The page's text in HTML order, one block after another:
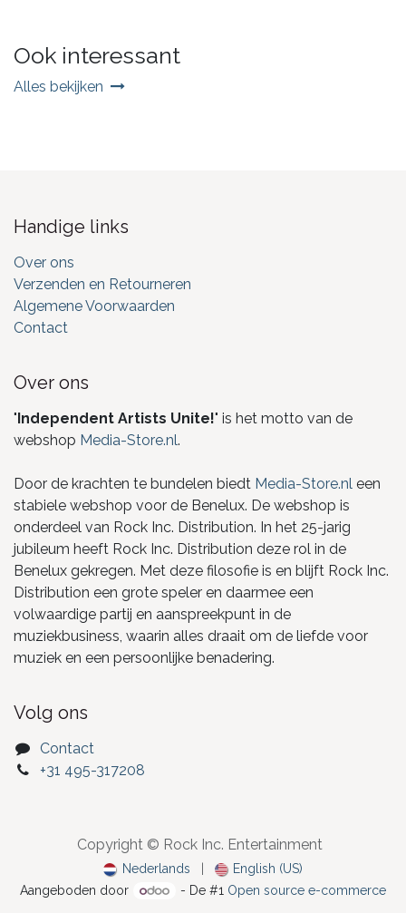
Ook interessant
Alles bekijken
Handige links
Over ons
Verzenden en Retourneren
Algemene Voorwaarden
Contact
Over ons
"Independent Artists Unite!" is het motto van de
webshop Media-Store.nl.
Door de krachten te bundelen biedt Media-Store.nl een
stabiele webshop voor de Benelux. De webshop is
onderdeel van Rock Inc. Distribution. In het 25-jarig
jubileum heeft Rock Inc. Distribution deze rol in de
Benelux gekregen. Met deze filosofie is en blijft Rock Inc.
Distribution een grote speler en daarmee een
volwaardige partij en aanspreekpunt in de
muziekbusiness, waarin alles draait om de liefde voor
muziek en een persoonlijke benadering.
Volg ons
Contact
+31 495-317208
Copyright © Rock Inc. Entertainment
Nederlands
English (US)
Aangeboden door
- De #1 Open source e-commerce